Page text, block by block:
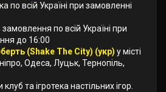
по всій Україні при замовленні
по всій Україні при
до 16:00
(Shake The City) (укр) у місті
Одеса, Луцьк, Тернопіль,
та ігротека настільних ігор.